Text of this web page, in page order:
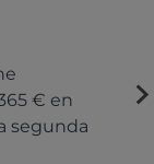
€ en
segunda